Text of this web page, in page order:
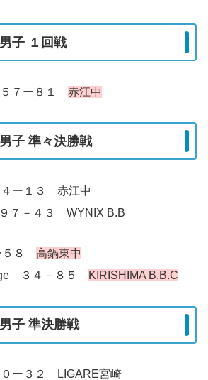
子 １回戦
５７ー８１赤江中
子 準々決勝戦
ー１３ 赤江中
７－４３ WYNIX B.B
５８高鍋東中
３４－８５
KIRISHIMA B.B.C
子 準決勝戦
ー３２ LIGARE宮崎